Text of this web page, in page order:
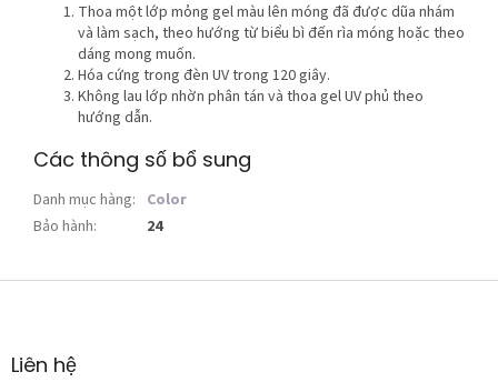
Thoa một lớp mỏng gel màu lên móng đã được dũa nhám
và làm sạch, theo hướng từ biểu bì đến rìa móng hoặc theo
dáng mong muốn.
Hóa cứng trong đèn UV trong 120 giây.
Không lau lớp nhờn phân tán và thoa gel UV phủ theo
hướng dẫn.
Các thông số bổ sung
Danh mục hàng: Color
Bảo hành: 24
C
nLiên hệ